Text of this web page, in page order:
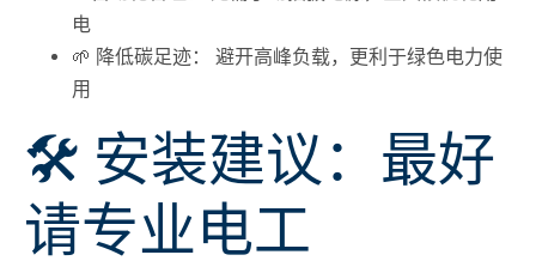
电
🌱 降低碳足迹：
避开高峰负载，更利于绿色电力使
用
🛠️ 安装建议：最好
请专业电工